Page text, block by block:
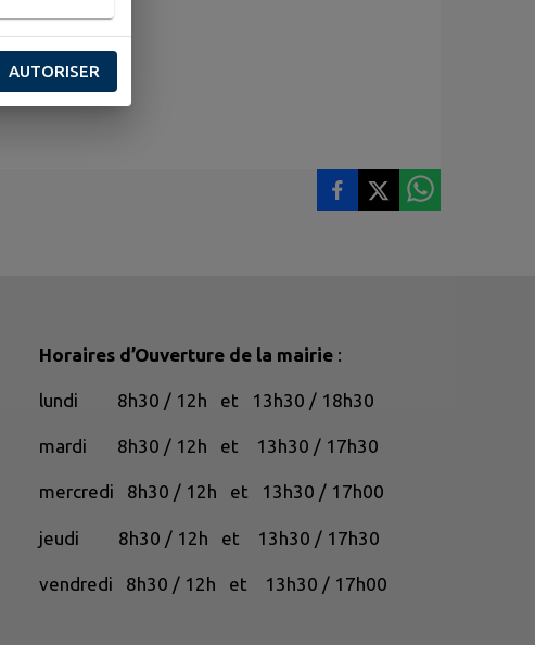
Horaires d’Ouverture de la mairie :
lundi 8h30 / 12h et 13h30 / 18h30
mardi 8h30 / 12h et 13h30 / 17h30
mercredi 8h30 / 12h et 13h30 / 17h00
jeudi 8h30 / 12h et 13h30 / 17h30
vendredi 8h30 / 12h et 13h30 / 17h00
AUTORISER